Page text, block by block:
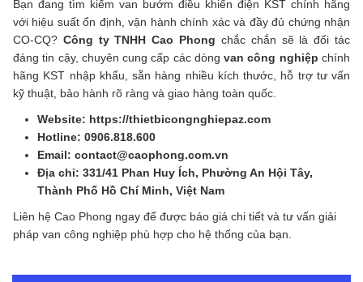
Bạn đang tìm kiếm van bướm điều khiển điện KST chính hãng
với hiệu suất ổn định, vận hành chính xác và đầy đủ chứng nhận
CO-CQ? Công ty TNHH Cao Phong chắc chắn sẽ là đối tác
đáng tin cậy, chuyên cung cấp các dòngvan công nghiệp chính
hãng KST nhập khẩu, sẵn hàng nhiều kích thước, hỗ trợ tư vấn
kỹ thuật, bảo hành rõ ràng và giao hàng toàn quốc.
Website: https://thietbicongnghiepaz.com
Hotline: 0906.818.600
Email: contact@caophong.com.vn
Địa chỉ: 331/41 Phan Huy Ích, Phường An Hội Tây,
Thành Phố Hồ Chí Minh, Việt Nam
Liên hệ Cao Phong ngay để được báo giá chi tiết và tư vấn giải
pháp van công nghiệp phù hợp cho hệ thống của bạn.